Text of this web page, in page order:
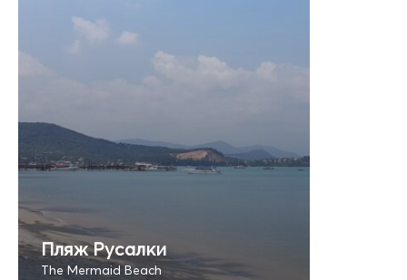
Пляж Русалки
The Mermaid Beach